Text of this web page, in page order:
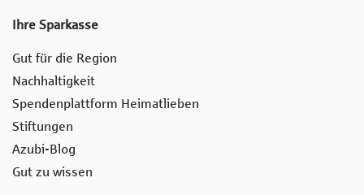
Ihre Sparkasse
Gut für die Region
Nachhaltigkeit
Spendenplattform Heimatlieben
Stiftungen
Azubi-Blog
Gut zu wissen